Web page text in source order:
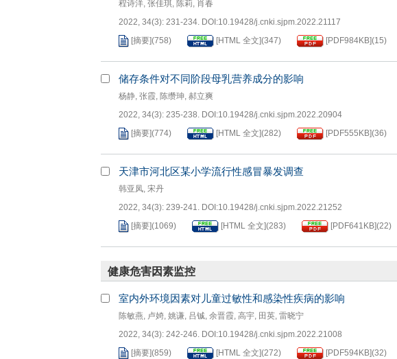
程诗洋, 张佳琪, 陈莉, 肖春
2022, 34(3): 231-234. DOI:10.19428/j.cnki.sjpm.2022.21117
[摘要](758) [HTML 全文](347) [PDF984KB](15)
储存条件对不同阶段母乳营养成分的影响
杨静, 张霞, 陈缵珅, 郝立爽
2022, 34(3): 235-238. DOI:10.19428/j.cnki.sjpm.2022.20904
[摘要](774) [HTML 全文](282) [PDF555KB](36)
天津市河北区某小学流行性感冒暴发调查
韩亚凤, 宋丹
2022, 34(3): 239-241. DOI:10.19428/j.cnki.sjpm.2022.21252
[摘要](1069) [HTML 全文](283) [PDF641KB](22)
健康危害因素监控
室内外环境因素对儿童过敏性和感染性疾病的影响
陈敏燕, 卢婍, 姚谦, 吕铖, 余晋霞, 高宇, 田英, 雷晓宁
2022, 34(3): 242-246. DOI:10.19428/j.cnki.sjpm.2022.21008
[摘要](859) [HTML 全文](272) [PDF594KB](32)